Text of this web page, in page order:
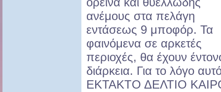
ανέμους στα πελάγη
εντάσεως 9 μποφόρ. Τα
φαινόμενα σε αρκετές
περιοχές, θα έχουν
διάρκεια. Για το λόγο
ΕΚΤΑΚΤΟ ΔΕΛΤΙΟ